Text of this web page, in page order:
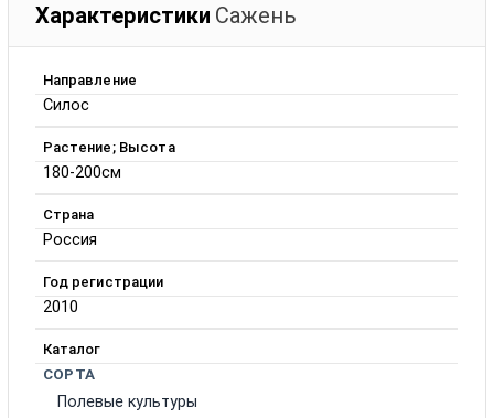
Характеристики Сажень
Направление
Силос
Растение; Высота
180-200см
Страна
Россия
Год регистрации
2010
Каталог
СОРТА
Полевые культуры